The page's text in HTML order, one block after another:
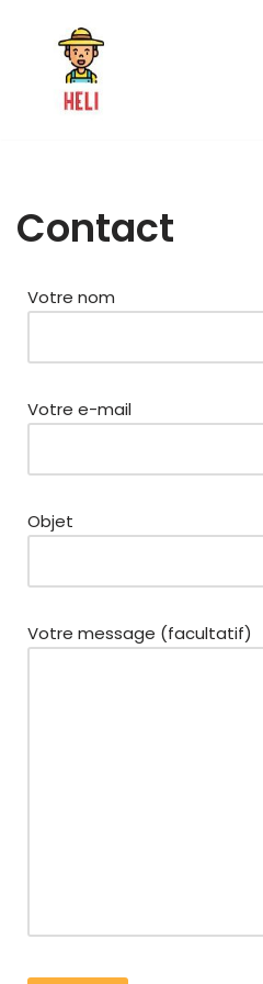
contenu
Contact
Votre nom
Votre e-mail
Objet
Votre message (facultatif)